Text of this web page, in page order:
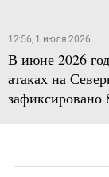
12:56, 1 июля 2026
В июне 2026
атаках на
зафиксировано